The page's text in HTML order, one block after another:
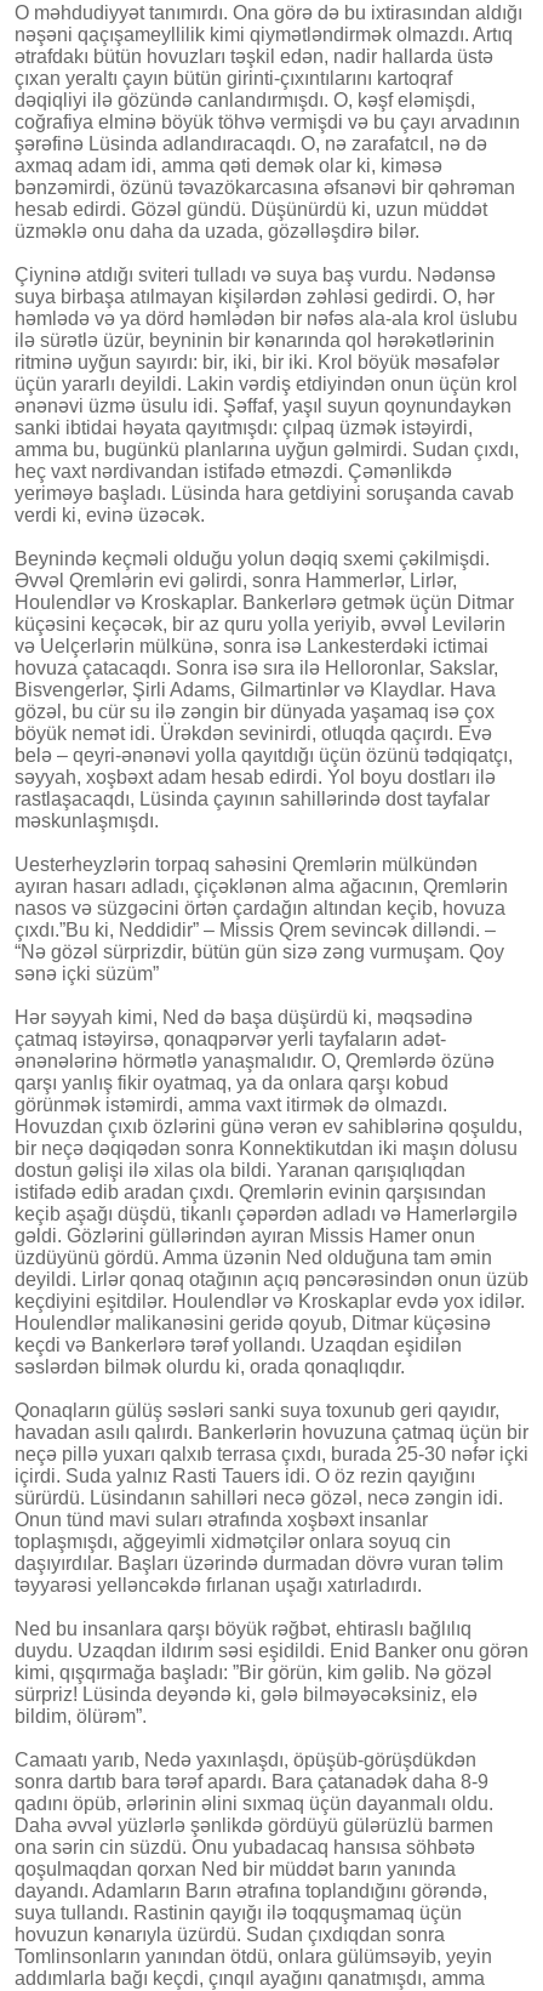
O məhdudiyyət tanımırdı. Ona görə də bu ixtirasından aldığı
nəşəni qaçışameyllilik kimi qiymətləndirmək olmazdı. Artıq
ətrafdakı bütün hovuzları təşkil edən, nadir hallarda üstə
çıxan yeraltı çayın bütün girinti-çıxıntılarını kartoqraf
dəqiqliyi ilə gözündə canlandırmışdı. O, kəşf eləmişdi,
coğrafiya elminə böyük töhvə vermişdi və bu çayı arvadının
şərəfinə Lüsinda adlandıracaqdı. O, nə zarafatcıl, nə də
axmaq adam idi, amma qəti demək olar ki, kiməsə
bənzəmirdi, özünü təvazökarcasına əfsanəvi bir qəhrəman
hesab edirdi. Gözəl gündü. Düşünürdü ki, uzun müddət
üzməklə onu daha da uzada, gözəlləşdirə bilər.
Çiyninə atdığı sviteri tulladı və suya baş vurdu. Nədənsə
suya birbaşa atılmayan kişilərdən zəhləsi gedirdi. O, hər
həmlədə və ya dörd həmlədən bir nəfəs ala-ala krol üslubu
ilə sürətlə üzür, beyninin bir kənarında qol hərəkətlərinin
ritminə uyğun sayırdı: bir, iki, bir iki. Krol böyük məsafələr
üçün yararlı deyildi. Lakin vərdiş etdiyindən onun üçün krol
ənənəvi üzmə üsulu idi. Şəffaf, yaşıl suyun qoynundaykən
sanki ibtidai həyata qayıtmışdı: çılpaq üzmək istəyirdi,
amma bu, bugünkü planlarına uyğun gəlmirdi. Sudan çıxdı,
heç vaxt nərdivandan istifadə etməzdi. Çəmənlikdə
yeriməyə başladı. Lüsinda hara getdiyini soruşanda cavab
verdi ki, evinə üzəcək.
Beynində keçməli olduğu yolun dəqiq sxemi çəkilmişdi.
Əvvəl Qremlərin evi gəlirdi, sonra Hammerlər, Lirlər,
Houlendlər və Kroskaplar. Bankerlərə getmək üçün Ditmar
küçəsini keçəcək, bir az quru yolla yeriyib, əvvəl Levilərin
və Uelçerlərin mülkünə, sonra isə Lankesterdəki ictimai
hovuza çatacaqdı. Sonra isə sıra ilə Helloronlar, Sakslar,
Bisvengerlər, Şirli Adams, Gilmartinlər və Klaydlar. Hava
gözəl, bu cür su ilə zəngin bir dünyada yaşamaq isə çox
böyük nemət idi. Ürəkdən sevinirdi, otluqda qaçırdı. Evə
belə – qeyri-ənənəvi yolla qayıtdığı üçün özünü tədqiqatçı,
səyyah, xoşbəxt adam hesab edirdi. Yol boyu dostları ilə
rastlaşacaqdı, Lüsinda çayının sahillərində dost tayfalar
məskunlaşmışdı.
Uesterheyzlərin torpaq sahəsini Qremlərin mülkündən
ayıran hasarı adladı, çiçəklənən alma ağacının, Qremlərin
nasos və süzgəcini örtən çardağın altından keçib, hovuza
çıxdı.”Bu ki, Neddidir” – Missis Qrem sevincək dilləndi. –
“Nə gözəl sürprizdir, bütün gün sizə zəng vurmuşam. Qoy
sənə içki süzüm”
Hər səyyah kimi, Ned də başa düşürdü ki, məqsədinə
çatmaq istəyirsə, qonaqpərvər yerli tayfaların adət-
ənənələrinə hörmətlə yanaşmalıdır. O, Qremlərdə özünə
qarşı yanlış fikir oyatmaq, ya da onlara qarşı kobud
görünmək istəmirdi, amma vaxt itirmək də olmazdı.
Hovuzdan çıxıb özlərini günə verən ev sahiblərinə qoşuldu,
bir neçə dəqiqədən sonra Konnektikutdan iki maşın dolusu
dostun gəlişi ilə xilas ola bildi. Yaranan qarışıqlıqdan
istifadə edib aradan çıxdı. Qremlərin evinin qarşısından
keçib aşağı düşdü, tikanlı çəpərdən adladı və Hamerlərgilə
gəldi. Gözlərini güllərindən ayıran Missis Hamer onun
üzdüyünü gördü. Amma üzənin Ned olduğuna tam əmin
deyildi. Lirlər qonaq otağının açıq pəncərəsindən onun üzüb
keçdiyini eşitdilər. Houlendlər və Kroskaplar evdə yox idilər.
Houlendlər malikanəsini geridə qoyub, Ditmar küçəsinə
keçdi və Bankerlərə tərəf yollandı. Uzaqdan eşidilən
səslərdən bilmək olurdu ki, orada qonaqlıqdır.
Qonaqların gülüş səsləri sanki suya toxunub geri qayıdır,
havadan asılı qalırdı. Bankerlərin hovuzuna çatmaq üçün bir
neçə pillə yuxarı qalxıb terrasa çıxdı, burada 25-30 nəfər içki
içirdi. Suda yalnız Rasti Tauers idi. O öz rezin qayığını
sürürdü. Lüsindanın sahilləri necə gözəl, necə zəngin idi.
Onun tünd mavi suları ətrafında xoşbəxt insanlar
toplaşmışdı, ağgeyimli xidmətçilər onlara soyuq cin
daşıyırdılar. Başları üzərində durmadan dövrə vuran təlim
təyyarəsi yelləncəkdə fırlanan uşağı xatırladırdı.
Ned bu insanlara qarşı böyük rəğbət, ehtiraslı bağlılıq
duydu. Uzaqdan ildırım səsi eşidildi. Enid Banker onu görən
kimi, qışqırmağa başladı: ”Bir görün, kim gəlib. Nə gözəl
sürpriz! Lüsinda deyəndə ki, gələ bilməyəcəksiniz, elə
bildim, ölürəm”.
Camaatı yarıb, Nedə yaxınlaşdı, öpüşüb-görüşdükdən
sonra dartıb bara tərəf apardı. Bara çatanadək daha 8-9
qadını öpüb, ərlərinin əlini sıxmaq üçün dayanmalı oldu.
Daha əvvəl yüzlərlə şənlikdə gördüyü gülərüzlü barmen
ona sərin cin süzdü. Onu yubadacaq hansısa söhbətə
qoşulmaqdan qorxan Ned bir müddət barın yanında
dayandı. Adamların Barın ətrafına toplandığını görəndə,
suya tullandı. Rastinin qayığı ilə toqquşmamaq üçün
hovuzun kənarıyla üzürdü. Sudan çıxdıqdan sonra
Tomlinsonların yanından ötdü, onlara gülümsəyib, yeyin
addımlarla bağı keçdi, çınqıl ayağını qanatmışdı, amma